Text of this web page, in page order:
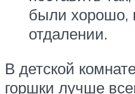
были хорошо,
отдалении.
В детской
горшки лучше